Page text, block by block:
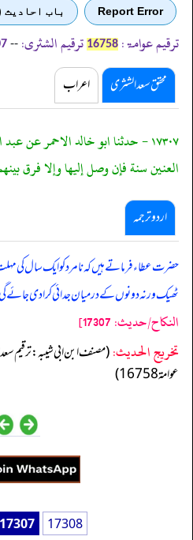
Report Error باب احادیث
ترقیم عوامۃ: 16758 ترقیم الشثری: --
محقق سعد الشثری اعراب
١٧٣٠٧ - حدثنا ابو خالد الاحمر
العنين سنة فإن وصل إليها وإلا فرق
اردو ترجمہ
حضرت عطاء فرماتے ہیں کہ نامرد کو ایک سال کی
ٹھیک ورنہ دونوں کے درمیان جدائی کرادی جائے
النكاح/حدیث: 17307]
تخریج الحدیث:
عوامة 16758)
17307 17308